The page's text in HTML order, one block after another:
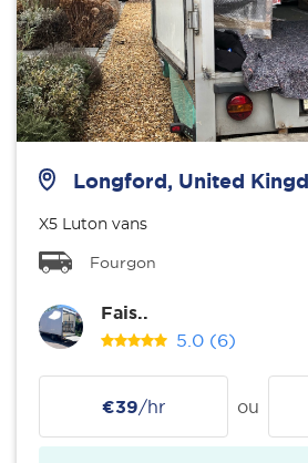
Longford, United
X5 Luton vans
Fourgon
Fais..
5.0 (6)
€39/hr ou